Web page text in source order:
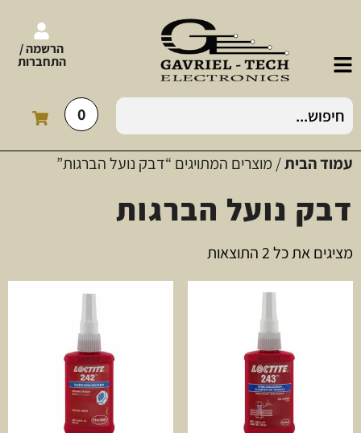
הרשמה /
התחברות
0
עמוד הבית/ מוצרים המתויגים “דבק נועל הברגות”
דבק נועל הברגות
מציגים את כל ⁦2⁩ התוצאות